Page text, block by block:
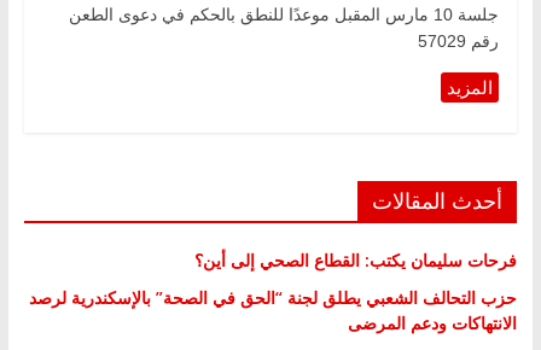
جلسة 10 مارس المقبل موعدًا للنطق بالحكم في دعوى الطعن
رقم 57029
أحدث المقالات
فرحات سليمان يكتب: القطاع الصحي إلى أين؟
حزب التحالف الشعبي يطلق لجنة “الحق في الصحة” بالإسكندرية لرصد
الانتهاكات ودعم المرضى